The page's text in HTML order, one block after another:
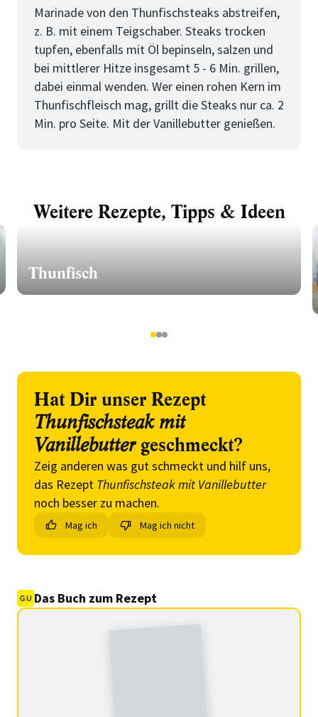
Marinade von den Thunfischsteaks abstreifen,
z. B. mit einem Teigschaber. Steaks trocken
tupfen, ebenfalls mit Öl bepinseln, salzen und
bei mittlerer Hitze insgesamt 5 - 6 Min. grillen,
dabei einmal wenden. Wer einen rohen Kern im
Thunfischfleisch mag, grillt die Steaks nur ca. 2
Min. pro Seite. Mit der Vanillebutter genießen.
Weitere Rezepte, Tipps & Ideen
Thunfisch
123
Hat Dir unser Rezept
Thunfischsteak mit
Vanillebuttergeschmeckt?
Zeig anderen was gut schmeckt und hilf uns,
das Rezept Thunfischsteak mit Vanillebutter
noch besser zu machen.
Mag ich Mag ich nicht
Das Buch zum Rezept